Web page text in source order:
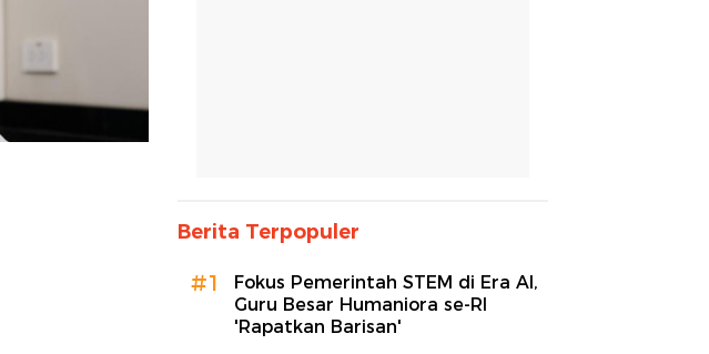
Berita Terpopuler
#1
Fokus Pemerintah STEM di Era AI,
Guru Besar Humaniora se-RI
'Rapatkan Barisan'